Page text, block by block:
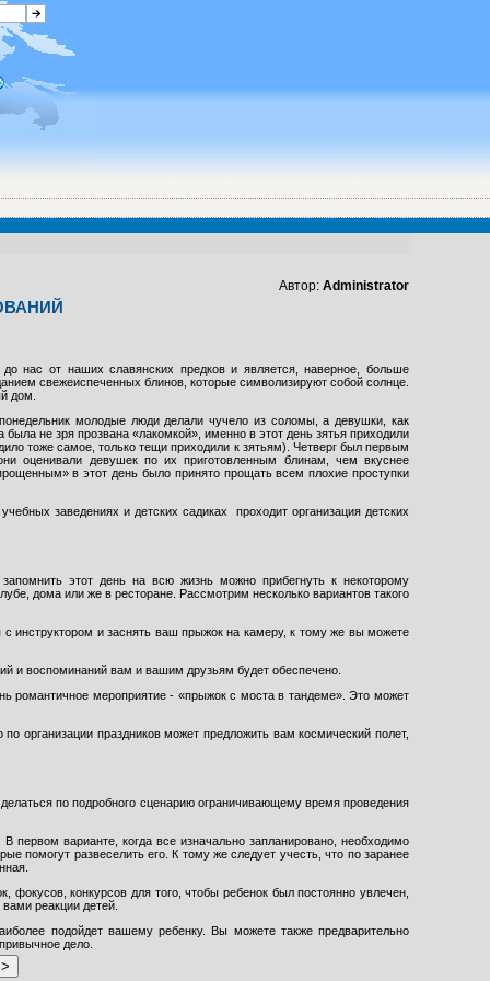
Автор: Administrator
нас от наших славянских предков и является, наверное, больше
свежеиспеченных блинов, которые символизируют собой солнце.
дом.
молодые люди делали чучело из соломы, а девушки, как
не зря прозвана «лакомкой», именно в этот день зятья приходили
тоже самое, только тещи приходили к зятьям). Четверг был первым
оценивали девушек по их приготовленным блинам, чем вкуснее
в этот день было принято прощать всем плохие проступки
заведениях и детских садиках проходит организация детских
этот день на всю жизнь можно прибегнуть к некоторому
дома или же в ресторане. Рассмотрим несколько вариантов такого
инструктором и заснять ваш прыжок на камеру, к тому же вы можете
и воспоминаний вам и вашим друзьям будет обеспечено.
романтичное мероприятие - «прыжок с моста в тандеме». Это может
организации праздников может предложить вам космический полет,
по подробного сценарию ограничивающему время проведения
первом варианте, когда все изначально запланировано, необходимо
помогут развеселить его. К тому же следует учесть, что по заранее
фокусов, конкурсов для того, чтобы ребенок был постоянно увлечен,
реакции детей.
подойдет вашему ребенку. Вы можете также предварительно
дело.